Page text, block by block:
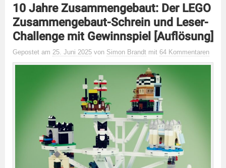
10 Jahre Zusammengebaut: Der LEGO
Zusammengebaut-Schrein und Leser-
Challenge mit Gewinnspiel [Auflösung]
Gepostet am 25. Juni 2025 von Simon Brandt mit 64 Kommentaren